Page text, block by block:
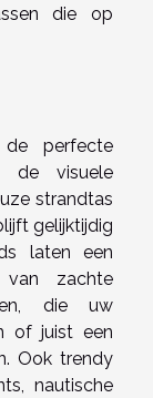
die op
perfecte
de visuele
strandtas
gelijktijdig
laten een
van zachte
die uw
of juist een
Ook trendy
nautische